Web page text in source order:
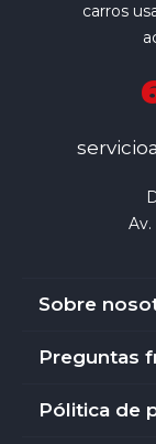
carros
Sobre
Preguntas
Pólitica de